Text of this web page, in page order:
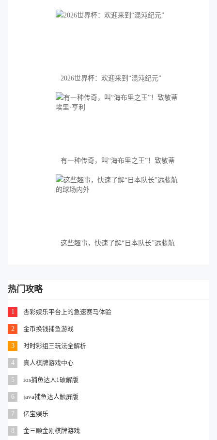
2026世界杯：欢迎来到“混沌纪元”
有一种传奇，叫“海布里之王”！致敬蒂
这些趣事，快速了解“日本队长”远藤航
热门攻略
1 杏彩娱乐平台上的急速赛马体验
2 金币换钱捕鱼游戏
3 时时彩组三玩法全解析
4 真人棋牌游戏中心
5 ios捕鱼达人1破解版
6 java捕鱼达人触屏版
7 亿宝娱乐
8 金三顺金刚棋牌游戏